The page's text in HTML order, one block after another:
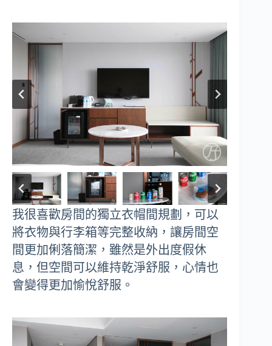
我很喜歡房間的獨立衣帽間規劃，可以
將衣物與行李箱等完整收納，讓房間空
間更加俐落簡潔，雖然是外出度假休
息，但空間可以維持乾淨舒服，心情也
會變得更加愉悅舒服。